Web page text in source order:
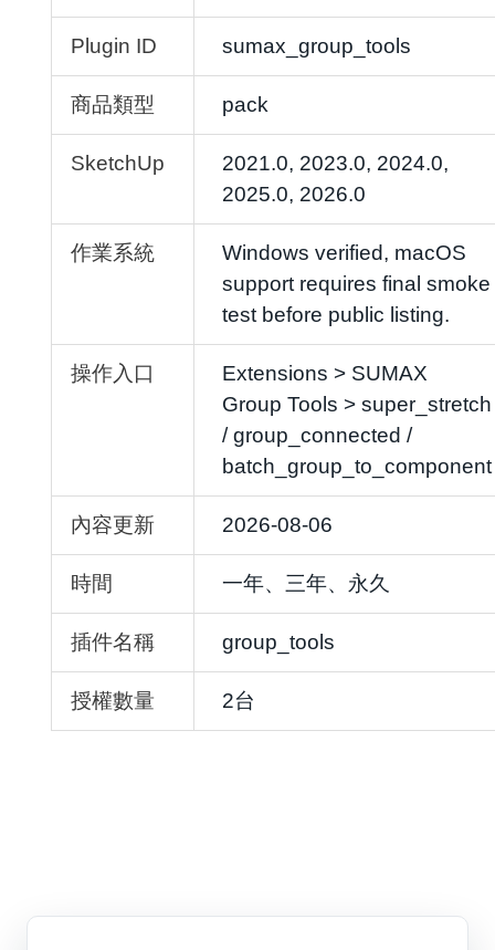
Plugin ID sumax_group_tools
商品類型 pack
SketchUp
2021.0, 2023.0, 2024.0,
2025.0, 2026.0
作業系統
Windows verified, macOS
support requires final smoke
test before public listing.
操作入口
Extensions > SUMAX
Group Tools > super_stretch
/ group_connected /
batch_group_to_component
內容更新 2026-08-06
時間 一年、三年、永久
插件名稱 group_tools
授權數量 2台